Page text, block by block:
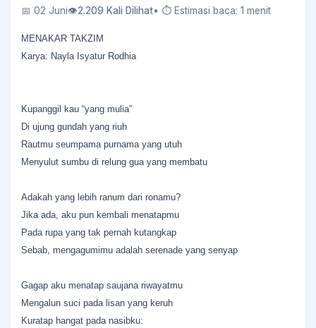
📅 02 Juni👁2.209 Kali Dilihat• ⏱ Estimasi baca: 1 menit
MENAKAR TAKZIM
Karya: Nayla Isyatur Rodhia
Kupanggil kau “yang mulia”
Di ujung gundah yang riuh
Rautmu seumpama purnama yang utuh
Menyulut sumbu di relung gua yang membatu
Adakah yang lebih ranum dari ronamu?
Jika ada, aku pun kembali menatapmu
Pada rupa yang tak pernah kutangkap
Sebab, mengagumimu adalah serenade yang senyap
Gagap aku menatap saujana riwayatmu
Mengalun suci pada lisan yang keruh
Kuratap hangat pada nasibku: